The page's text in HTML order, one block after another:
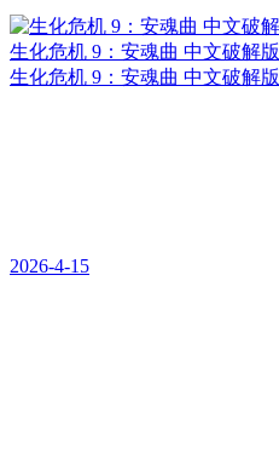
生化危机 9：安魂曲 中文破解版
生化危机 9：安魂曲 中文破解版
2026-4-15